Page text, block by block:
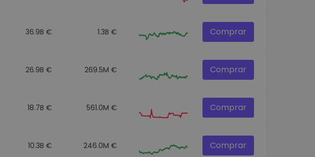
36.9B € 1.3B € Comprar
26.9B € 269.5M € Comprar
18.7B € 561.0M € Comprar
10.3B € 246.0M € Comprar